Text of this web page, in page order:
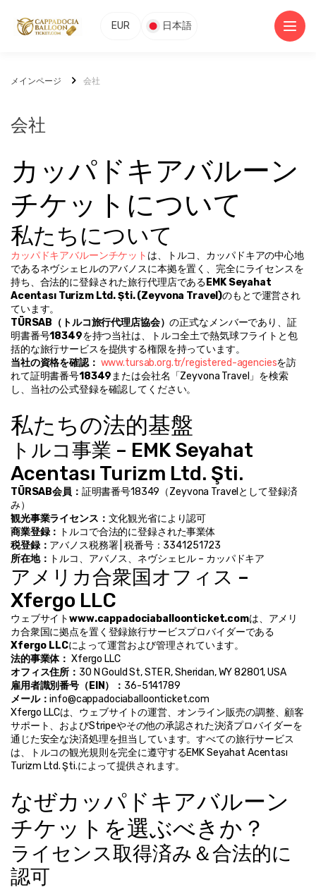
EUR 日本語
メインページ 会社
会社
カッパドキアバルーン
チケットについて
私たちについて
カッパドキアバルーンチケット は、トルコ、カッパドキアの中心地
であるネヴシェヒルのアバノスに本拠を置く、完全にライセンスを
持ち、合法的に登録された旅行代理店である EMK Seyahat
Acentası Turizm Ltd. Şti. (Zeyvona Travel)のもとで運営され
ています。
TÜRSAB（トルコ旅行代理店協会）の正式なメンバーであり、証
明書番号18349を持つ当社は、トルコ全土で熱気球フライトと包
括的な旅行サービスを提供する権限を持っています。
当社の資格を確認： www.tursab.org.tr/registered-agenciesを訪
れて証明書番号18349または会社名「Zeyvona Travel」を検索
し、当社の公式登録を確認してください。
私たちの法的基盤
トルコ事業 – EMK Seyahat
Acentası Turizm Ltd. Şti.
TÜRSAB会員： 証明書番号18349（Zeyvona Travelとして登録済
み）
観光事業ライセンス： 文化観光省により認可
商業登録： トルコで合法的に登録された事業体
税登録： アバノス税務署 | 税番号：3341251723
所在地： トルコ、アバノス、ネヴシェヒル – カッパドキア
アメリカ合衆国オフィス –
Xfergo LLC
ウェブサイトwww.cappadociaballoonticket.comは、アメリ
カ合衆国に拠点を置く登録旅行サービスプロバイダーである
Xfergo LLCによって運営および管理されています。
法的事業体： Xfergo LLC
オフィス住所： 30 N Gould St, STE R, Sheridan, WY 82801, USA
雇用者識別番号（EIN）： 36-5141789
メール：info@cappadociaballoonticket.com
Xfergo LLCは、ウェブサイトの運営、オンライン販売の調整、顧客
サポート、およびStripeやその他の承認された決済プロバイダーを
通じた安全な決済処理を担当しています。すべての旅行サービス
は、トルコの観光規則を完全に遵守するEMK Seyahat Acentası
Turizm Ltd. Şti.によって提供されます。
なぜカッパドキアバルーン
チケットを選ぶべきか？
ライセンス取得済み＆合法的に
認可